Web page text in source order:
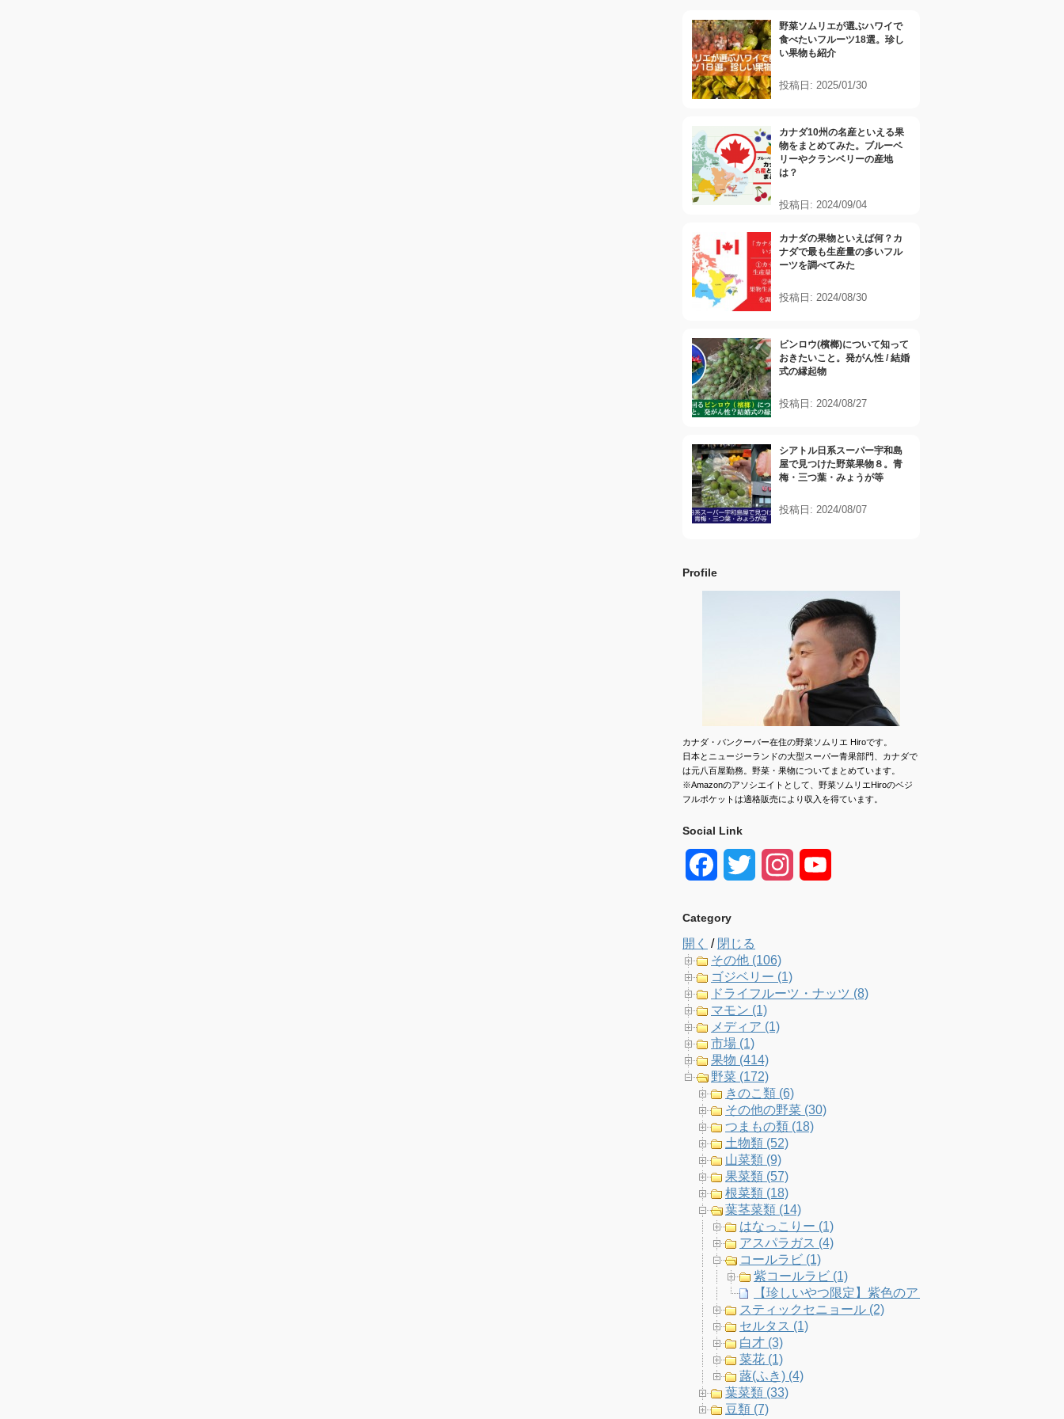
野菜ソムリエが選ぶハワイで
食べたいフルーツ18選。珍し
い果物も紹介
投稿日: 2025/01/30
カナダ10州の名産といえる果
物をまとめてみた。ブルーベ
リーやクランベリーの産地
は？
投稿日: 2024/09/04
カナダの果物といえば何？カ
ナダで最も生産量の多いフル
ーツを調べてみた
投稿日: 2024/08/30
ビンロウ(檳榔)について知って
おきたいこと。発がん性 / 結婚
式の縁起物
投稿日: 2024/08/27
シアトル日系スーパー宇和島
屋で見つけた野菜果物８。青
梅・三つ葉・みょうが等
投稿日: 2024/08/07
Profile
カナダ・バンクーバー在住の野菜ソムリエ Hiroです。
日本とニュージーランドの大型スーパー青果部門、カナダで
は元八百屋勤務。野菜・果物についてまとめています。
※Amazonのアソシエイトとして、野菜ソムリエHiroのベジ
フルポケットは適格販売により収入を得ています。
Social Link
e
b
o
o
k
t
t
e
a
m
u
e
l
Category
開く / 閉じる
その他 (106)
ゴジベリー (1)
ドライフルーツ・ナッツ (8)
マモン (1)
メディア (1)
市場 (1)
果物 (414)
野菜 (172)
きのこ類 (6)
その他の野菜 (30)
つまもの類 (18)
土物類 (52)
山菜類 (9)
果菜類 (57)
根菜類 (18)
葉茎菜類 (14)
はなっこりー (1)
アスパラガス (4)
コールラビ (1)
紫コールラビ (1)
【珍しいやつ限定】紫色のアンズ＆ハクサイ？紫の野
スティックセニョール (2)
セルタス (1)
白才 (3)
菜花 (1)
蕗(ふき) (4)
葉菜類 (33)
豆類 (7)